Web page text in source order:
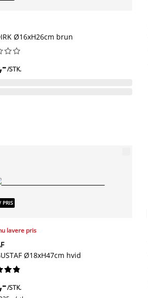
Ø16xH26cm brun



/STK.
PRIS
lavere pris
Ø18xH47cm hvid



/STK.